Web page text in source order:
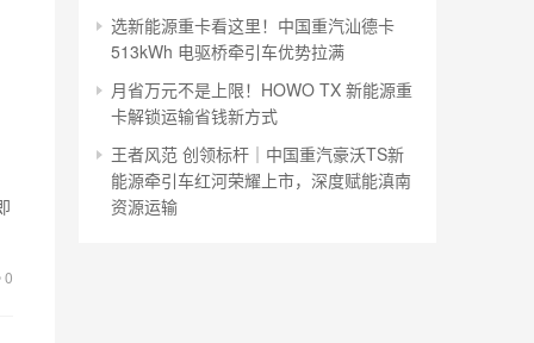
0
选新能源重卡看这里！中国重汽汕德卡
513kWh 电驱桥牵引车优势拉满
月省万元不是上限！HOWO TX 新能源重
卡解锁运输省钱新方式
王者风范 创领标杆｜中国重汽豪沃TS新
能源牵引车红河荣耀上市，深度赋能滇南
资源运输